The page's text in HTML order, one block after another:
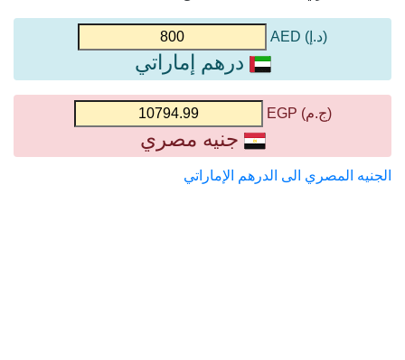
(د.إ) AED
درهم إماراتي
(ج.م) EGP
جنيه مصري
الجنيه المصري الى الدرهم الإماراتي